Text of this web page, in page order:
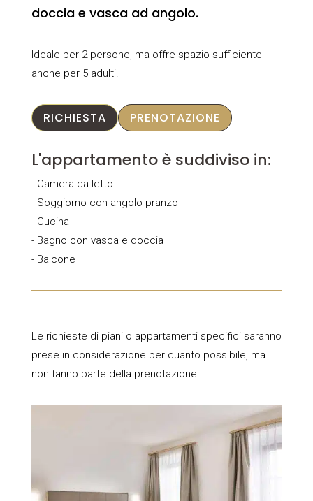
doccia e vasca ad angolo.
Ideale per 2 persone, ma offre spazio sufficiente
anche per 5 adulti.
RICHIESTA PRENOTAZIONE
L'appartamento è suddiviso in:
- Camera da letto
- Soggiorno con angolo pranzo
- Cucina
- Bagno con vasca e doccia
- Balcone
Le richieste di piani o appartamenti specifici saranno
prese in considerazione per quanto possibile, ma
non fanno parte della prenotazione.